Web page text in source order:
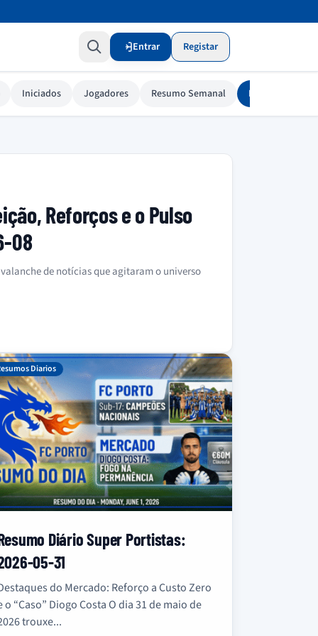
Entrar Registar
Iniciados Jogadores Resumo Semanal Resumos
Reforços e o Pulso
08
de notícias que agitaram o universo
Diarios
Diário Super Portistas:
05-31
do Mercado: Reforço a Custo Zero
o “Caso” Diogo Costa O dia 31 de maio de
trouxe...